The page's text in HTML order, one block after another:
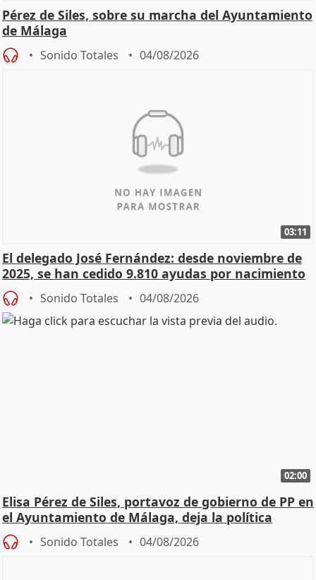
Pérez de Siles, sobre su marcha del Ayuntamiento
de Málaga
Sonido Totales 04/08/2026
03:11
El delegado José Fernández: desde noviembre de
2025, se han cedido 9.810 ayudas por nacimiento
Sonido Totales 04/08/2026
02:00
Elisa Pérez de Siles, portavoz de gobierno de PP en
el Ayuntamiento de Málaga, deja la política
Sonido Totales 04/08/2026